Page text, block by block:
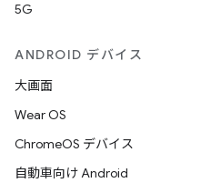
5G
ANDROID デバイス
大画面
Wear OS
ChromeOS デバイス
自動車向け Android